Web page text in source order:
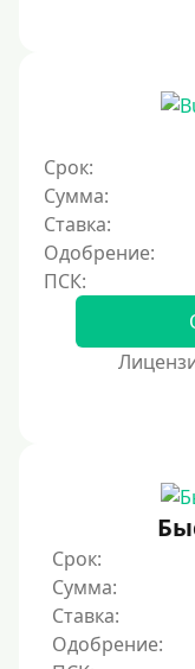
Для мужчин
Женский займ
Мамам в декрете
Без прописки
С временной
Пенсионерам до
Пенсионерам до
Пенсионерам до
Пенсионерам до
Срок:
Сумма:
Ставка:
Одобрение:
Срок:
Сумма:
Ставка:
Одобрение: